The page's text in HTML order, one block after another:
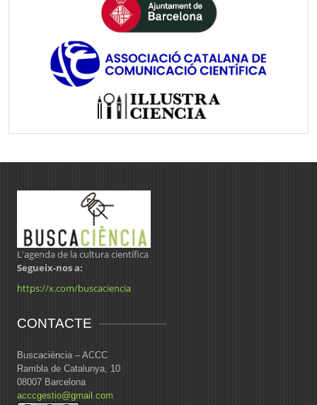
L'agenda de la cultura científica
Segueix-nos a:
https://x.com/buscaciencia
CONTACTE
Buscaciència – ACCC
Rambla de Catalunya, 10
08007 Barcelona
acccgestio@gmail.com